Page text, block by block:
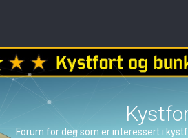
Forum for deg som er interessert i